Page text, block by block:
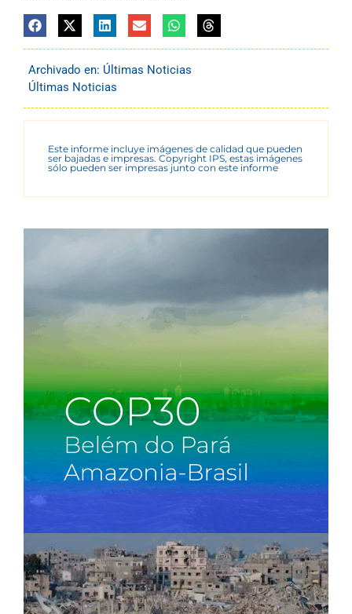
Archivado en: Últimas Noticias
Últimas Noticias
Este informe incluye imágenes de calidad que pueden
ser bajadas e impresas. Copyright IPS, estas imágenes
sólo pueden ser impresas junto con este informe